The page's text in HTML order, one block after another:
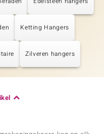
Ketting Hangers
Zilveren hangers